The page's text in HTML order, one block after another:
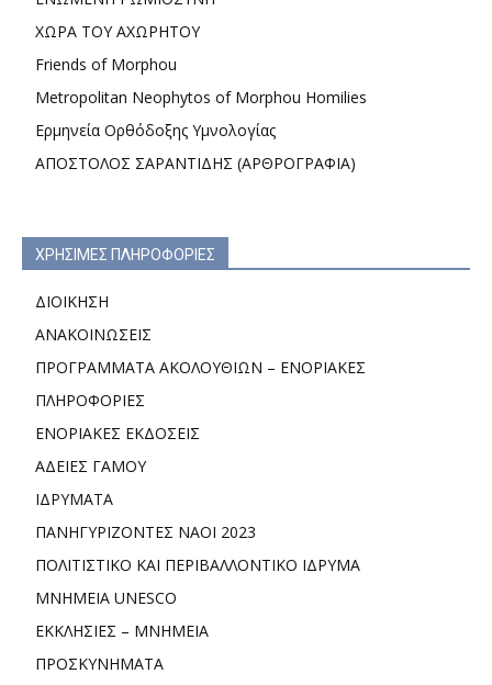
ΧΩΡΑ ΤΟΥ ΑΧΩΡΗΤΟΥ
Friends of Morphou
Metropolitan Neophytos of Morphou Homilies
Ερμηνεία Ορθόδοξης Υμνολογίας
ΑΠΟΣΤΟΛΟΣ ΣΑΡΑΝΤΙΔΗΣ (ΑΡΘΡΟΓΡΑΦΙΑ)
ΧΡΗΣΙΜΕΣ ΠΛΗΡΟΦΟΡΙΕΣ
ΔΙΟΙΚΗΣΗ
ΑΝΑΚΟΙΝΩΣΕΙΣ
ΠΡΟΓΡΑΜΜΑΤΑ ΑΚΟΛΟΥΘΙΩΝ – ΕΝΟΡΙΑΚΕΣ
ΠΛΗΡΟΦΟΡΙΕΣ
ΕΝΟΡΙΑΚΕΣ ΕΚΔΟΣΕΙΣ
ΑΔΕΙΕΣ ΓΑΜΟΥ
ΙΔΡΥΜΑΤΑ
ΠΑΝΗΓΥΡΙΖΟΝΤΕΣ ΝΑΟΙ 2023
ΠΟΛΙΤΙΣΤΙΚΟ ΚΑΙ ΠΕΡΙΒΑΛΛΟΝΤΙΚΟ ΙΔΡΥΜΑ
ΜΝΗΜΕΙΑ UNESCO
ΕΚΚΛΗΣΙΕΣ – ΜΝΗΜΕΙΑ
ΠΡΟΣΚΥΝΗΜΑΤΑ